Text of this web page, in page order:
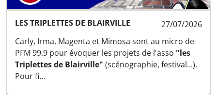
27/07/2026
LES TRIPLETTES DE BLAIRVILLE
Carly, Irma, Magenta et Mimosa sont au micro de
PFM 99.9 pour évoquer les projets de l'asso "les
Triplettes de Blairville" (scénographie, festival...).
Pour fi…